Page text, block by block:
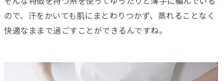
ので、汗をかいても肌にまとわりつかず、蒸れることなく
快適なままで過ごすことができるんですね。